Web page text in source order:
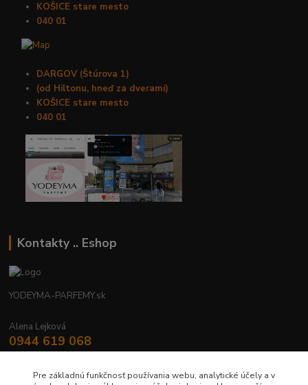
KOŠICE stare mesto
040 01
DARGOV (Štúrova 1)
(od Hiltonu, hneď za dverami)
KOŠICE stare mesto
040 01
Kontakty .. Eshop
YODEYMA-PARFEMY.sk
Alena Lejková
0944 619 068
Nonstop
yodeyma.parfemy@gmail.com
Pre základnú funkčnosť používania webu, analytické účely a v